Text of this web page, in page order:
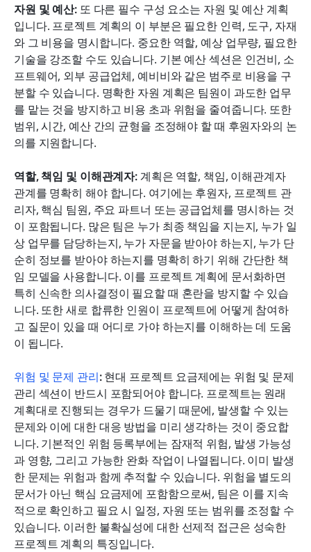
자원 및 예산: 또 다른 필수 구성 요소는 자원 및 예산 계획
입니다. 프로젝트 계획의 이 부분은 필요한 인력, 도구, 자재
와 그 비용을 명시합니다. 중요한 역할, 예상 업무량, 필요한
기술을 강조할 수도 있습니다. 기본 예산 섹션은 인건비, 소
프트웨어, 외부 공급업체, 예비비와 같은 범주로 비용을 구
분할 수 있습니다. 명확한 자원 계획은 팀원이 과도한 업무
를 맡는 것을 방지하고 비용 초과 위험을 줄여줍니다. 또한
범위, 시간, 예산 간의 균형을 조정해야 할 때 후원자와의 논
의를 지원합니다.
역할, 책임 및 이해관계자: 계획은 역할, 책임, 이해관계자
관계를 명확히 해야 합니다. 여기에는 후원자, 프로젝트 관
리자, 핵심 팀원, 주요 파트너 또는 공급업체를 명시하는 것
이 포함됩니다. 많은 팀은 누가 최종 책임을 지는지, 누가 일
상 업무를 담당하는지, 누가 자문을 받아야 하는지, 누가 단
순히 정보를 받아야 하는지를 명확히 하기 위해 간단한 책
임 모델을 사용합니다. 이를 프로젝트 계획에 문서화하면
특히 신속한 의사결정이 필요할 때 혼란을 방지할 수 있습
니다. 또한 새로 합류한 인원이 프로젝트에 어떻게 참여하
고 질문이 있을 때 어디로 가야 하는지를 이해하는 데 도움
이 됩니다.
위험 및 문제 관리: 현대 프로젝트 요금제에는 위험 및 문제
관리 섹션이 반드시 포함되어야 합니다. 프로젝트는 원래
계획대로 진행되는 경우가 드물기 때문에, 발생할 수 있는
문제와 이에 대한 대응 방법을 미리 생각하는 것이 중요합
니다. 기본적인 위험 등록부에는 잠재적 위험, 발생 가능성
과 영향, 그리고 가능한 완화 작업이 나열됩니다. 이미 발생
한 문제는 위험과 함께 추적할 수 있습니다. 위험을 별도의
문서가 아닌 핵심 요금제에 포함함으로써, 팀은 이를 지속
적으로 확인하고 필요 시 일정, 자원 또는 범위를 조정할 수
있습니다. 이러한 불확실성에 대한 선제적 접근은 성숙한
프로젝트 계획의 특징입니다.